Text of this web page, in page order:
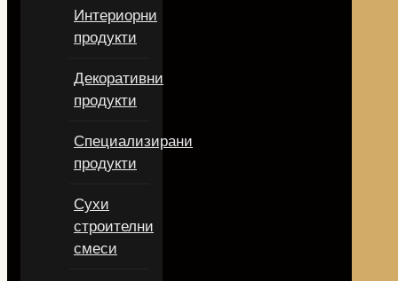
Интериорни
продукти
Декоративни
продукти
Специализирани
продукти
Сухи
строителни
смеси